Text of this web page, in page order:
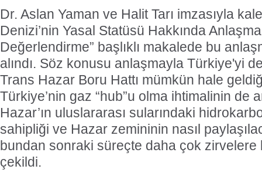
Dr. Aslan Yaman ve Halit Tarı imzasıyla
Denizi’nin Yasal Statüsü Hakkında
Değerlendirme” başlıklı makalede bu
alındı. Söz konusu anlaşmayla Türkiye'yi
Trans Hazar Boru Hattı mümkün hale
Türkiye’nin gaz “hub”u olma ihtimalinin de
Hazar’ın uluslararası sularındaki
sahipliği ve Hazar zemininin nasıl
bundan sonraki süreçte daha çok zirvelere
çekildi.